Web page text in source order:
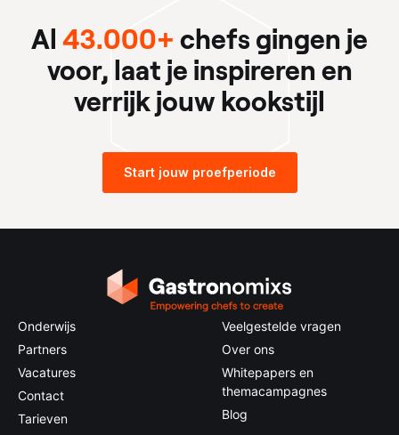
Al 43.000+ chefs gingen je
voor, laat je inspireren en
verrijk jouw kookstijl
Start jouw proefperiode
Onderwijs
Partners
Vacatures
Contact
Tarieven
Veelgestelde vragen
Over ons
Whitepapers en
themacampagnes
Blog